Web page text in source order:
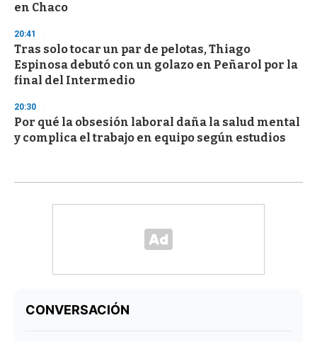
en Chaco
20:41
Tras solo tocar un par de pelotas, Thiago
Espinosa debutó con un golazo en Peñarol por la
final del Intermedio
20:30
Por qué la obsesión laboral daña la salud mental
y complica el trabajo en equipo según estudios